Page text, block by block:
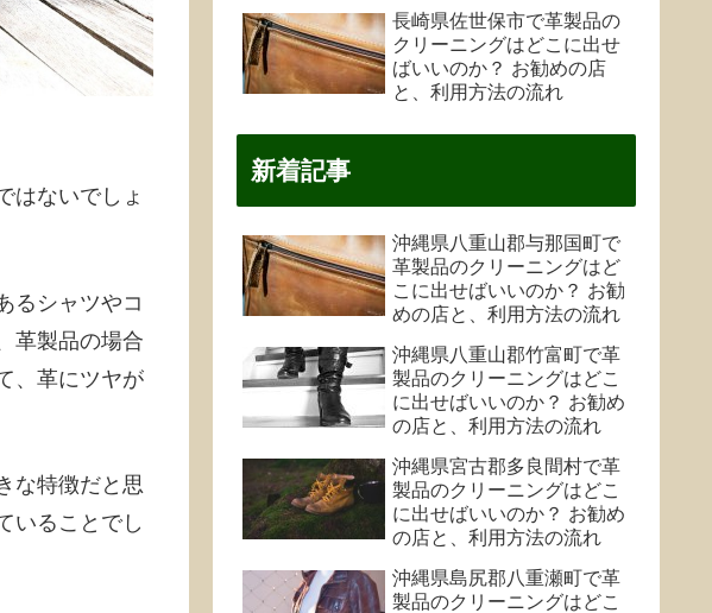
はないでしょ
るシャツやコ
革製品の場合
、革にツヤが
な特徴だと思
いることでし
長崎県佐世保市で革製品の
クリーニングはどこに出せ
ばいいのか？ お勧めの店
と、利用方法の流れ
新着記事
沖縄県八重山郡与那国町で
革製品のクリーニングはど
こに出せばいいのか？ お勧
めの店と、利用方法の流れ
沖縄県八重山郡竹富町で革
製品のクリーニングはどこ
に出せばいいのか？ お勧め
の店と、利用方法の流れ
沖縄県宮古郡多良間村で革
製品のクリーニングはどこ
に出せばいいのか？ お勧め
の店と、利用方法の流れ
沖縄県島尻郡八重瀬町で革
製品のクリーニングはどこ